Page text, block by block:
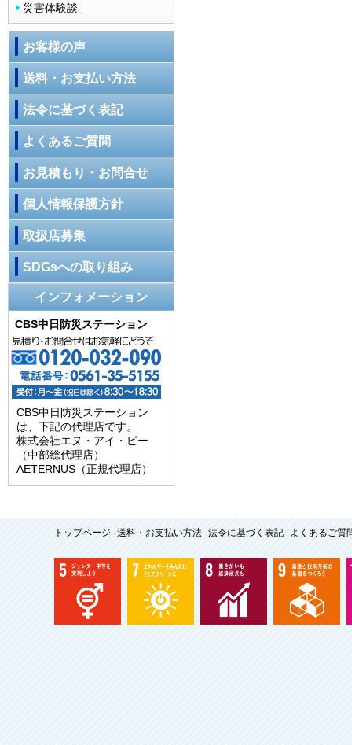
災害体験談
お客様の声
送料・お支払い方法
法令に基づく表記
よくあるご質問
お見積もり・お問合せ
個人情報保護方針
取扱店募集
SDGsへの取り組み
インフォメーション
CBS中日防災ステーション
CBS中日防災ステーション
は、下記の代理店です。
株式会社エヌ・アイ・ピー
（中部総代理店）
AETERNUS（正規代理店）
トップページ 送料・お支払い方法 法令に基づく表記 よくあるご質